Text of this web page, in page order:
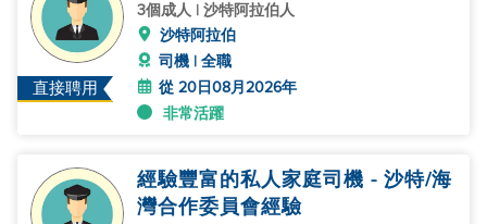
直接聘用
3個成人 | 沙特阿拉伯人
沙特阿拉伯
司機 | 全職
從 20日08月2026年
非常活躍
經驗豐富的私人家庭司機 - 沙特/海
灣合作委員會經驗